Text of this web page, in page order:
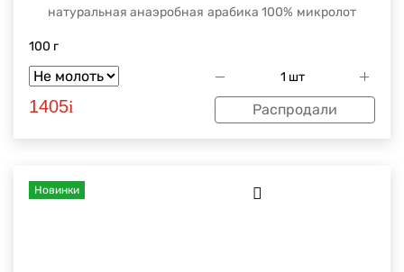
натуральная анаэробная арабика 100% микролот
100 г
1405i Распродали
Новинки